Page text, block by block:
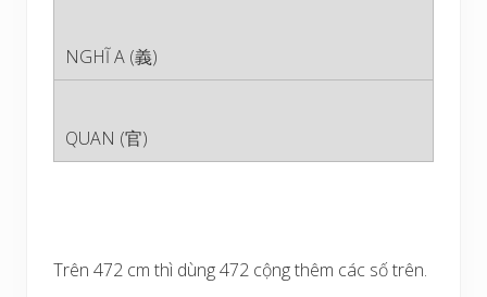
Trên 472 cm thì dùng 472 cộng thêm các số trên.